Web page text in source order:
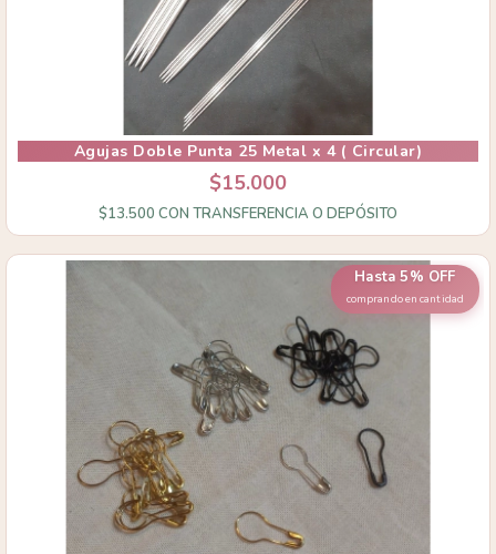
Agujas Doble Punta 25 Metal x 4 ( Circular)
$15.000
$13.500 CON TRANSFERENCIA O DEPÓSITO
Hasta 5% OFF
comprando en cantidad